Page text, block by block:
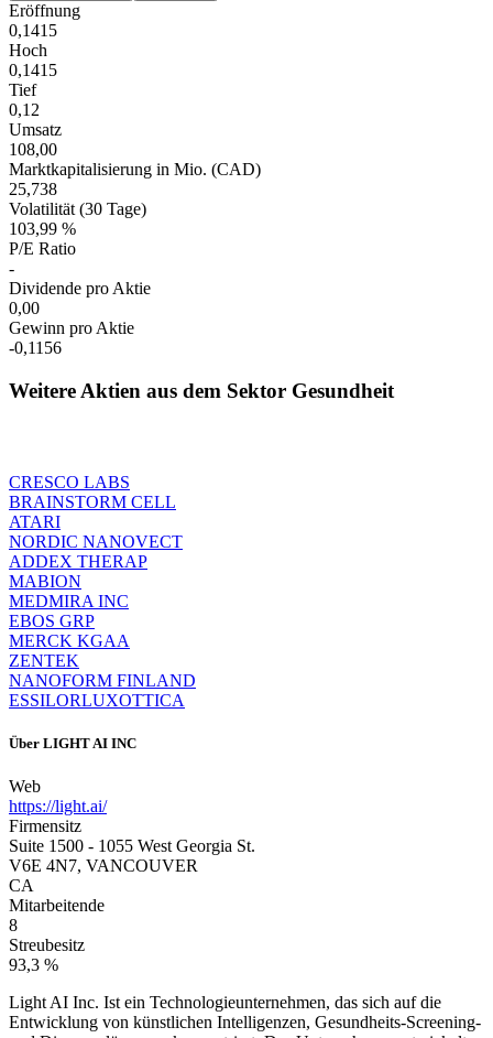
Eröffnung
0,1415
Hoch
0,1415
Tief
0,12
Umsatz
108,00
Marktkapitalisierung in Mio. (CAD)
25,738
Volatilität (30 Tage)
103,99 %
P/E Ratio
-
Dividende pro Aktie
0,00
Gewinn pro Aktie
-0,1156
Weitere Aktien aus dem Sektor Gesundheit
CRESCO LABS
BRAINSTORM CELL
ATARI
NORDIC NANOVECT
ADDEX THERAP
MABION
MEDMIRA INC
EBOS GRP
MERCK KGAA
ZENTEK
NANOFORM FINLAND
ESSILORLUXOTTICA
Über LIGHT AI INC
Web
https://light.ai/
Firmensitz
Suite 1500 - 1055 West Georgia St.
V6E 4N7, VANCOUVER
CA
Mitarbeitende
8
Streubesitz
93,3 %
Light AI Inc. Ist ein Technologieunternehmen, das sich auf die
Entwicklung von künstlichen Intelligenzen, Gesundheits-Screening-